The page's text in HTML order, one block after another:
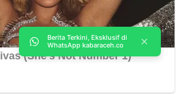
Berita Terkini, Eksklusif di
WhatsApp kabaraceh.co